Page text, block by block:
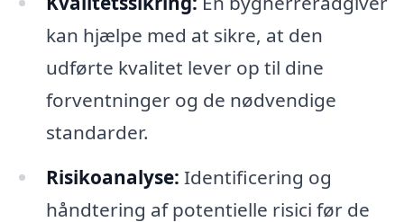
kan hjælpe med at sikre, at den
udførte kvalitet lever op til dine
forventninger og de nødvendige
standarder.
Risikoanalyse: Identificering og
håndtering af potentielle risici før de